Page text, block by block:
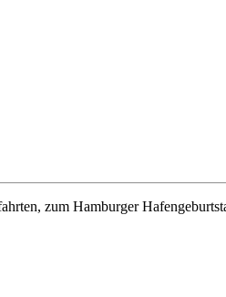
zum Hamburger